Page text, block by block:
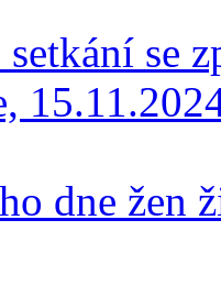
setkání se
dne žen